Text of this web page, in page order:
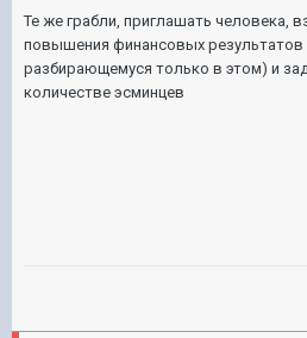
Те же грабли, приглашать человека,
повышения финансовых результатов
разбирающемуся только в этом) и
количестве эсминцев